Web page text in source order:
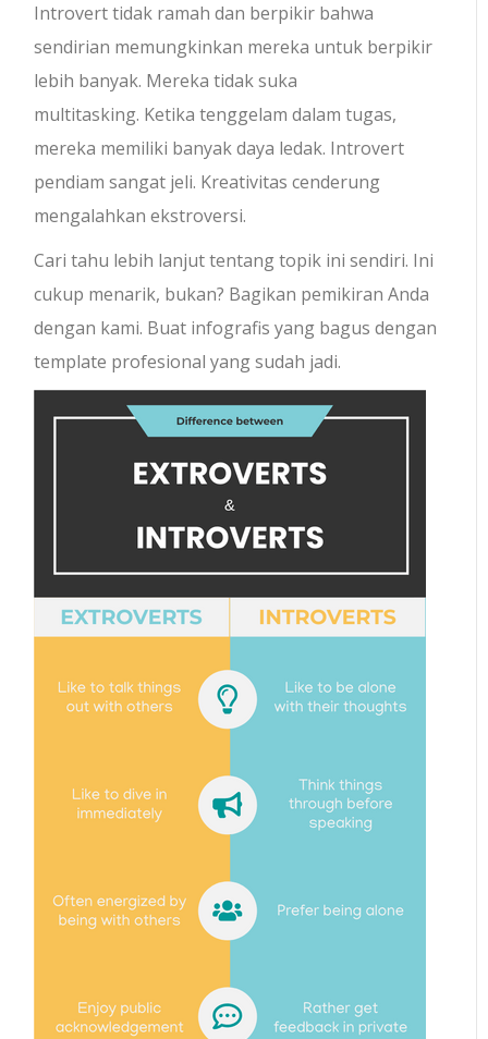
Introvert tidak ramah dan berpikir bahwa
sendirian memungkinkan mereka untuk berpikir
lebih banyak. Mereka tidak suka
multitasking. Ketika tenggelam dalam tugas,
mereka memiliki banyak daya ledak. Introvert
pendiam sangat jeli. Kreativitas cenderung
mengalahkan ekstroversi.
Cari tahu lebih lanjut tentang topik ini sendiri. Ini
cukup menarik, bukan? Bagikan pemikiran Anda
dengan kami. Buat infografis yang bagus dengan
template profesional yang sudah jadi.